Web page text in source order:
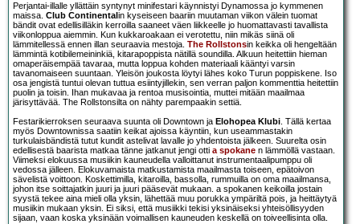
Perjantai-illalle yllättäin syntynyt minifestari käynnistyi Dynamossa jo kymmenen
maissa. Club Continentalin kyseiseen baariin muutaman viikon välein tuomat
bändit ovat edellisilläkin kerroilla saaneet väen liikkeelle jo huomattavasti tavallista
viikonloppua aiemmin. Kun kukkaroakaan ei verotettu, niin mikäs siinä oli
lämmitellessä ennen illan seuraavia mestoja. The Rollstonsin keikka oli hengeltään
lämmintä kotibilemeininkiä, kitarapoppista nätillä soundilla. Alkuun heitettiin hieman
omaperäisempää tavaraa, mutta loppua kohden materiaali kääntyi varsin
tavanomaiseen suuntaan. Yleisön joukosta löytyi lähes koko Turun poppiskene. Iso
osa jengistä tuntui olevan tuttua esiintyjillekin, sen verran paljon kommenttia heitettiin
puolin ja toisin. Ihan mukavaa ja rentoa musisointia, muttei mitään maailmaa
järisyttävää. The Rollstonsilta on nähty parempaakin settiä.
Festarikierroksen seuraava suunta oli Downtown ja Elohopea Klubi. Tällä kertaa
myös Downtownissa saatiin keikat ajoissa käyntiin, kun useammastakin
turkulaisbändistä tutut kundit astelivat lavalle jo yhdentoista jälkeen. Suurelta osin
edellisestä baarista matkaa tänne jatkanut jengi otti a spokane n lämmöllä vastaan.
Viimeksi elokuussa musiikin kauneudella valloittanut instrumentaalipumppu oli
vedossa jälleen. Elokuvamaista matkustamista maailmasta toiseen, epätoivon
sävelistä voittoon. Koskettimilla, kitaroilla, bassolla, rummuilla on oma maailmansa,
johon itse soittajatkin juuri ja juuri pääsevät mukaan. a spokanen keikoilla jostain
syystä tekee aina mieli olla yksin, lähettää muu porukka ympäriltä pois, ja heittäytyä
musiikin mukaan yksin. Ei siksi, että musiikki tekisi yksinäiseksi yhteisöllisyyden
sijaan, vaan koska yksinään voimallisen kauneuden keskellä on toiveellisinta olla.